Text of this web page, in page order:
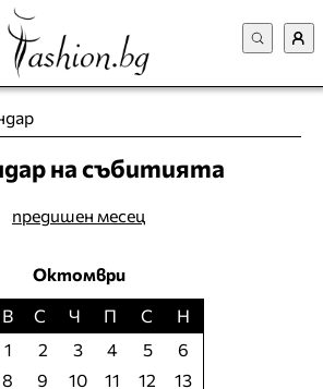
на събитията
предишен месец
Октомври
В С Ч П С
Н
1
2 3 4 5
6
8 9 10 11 12
13